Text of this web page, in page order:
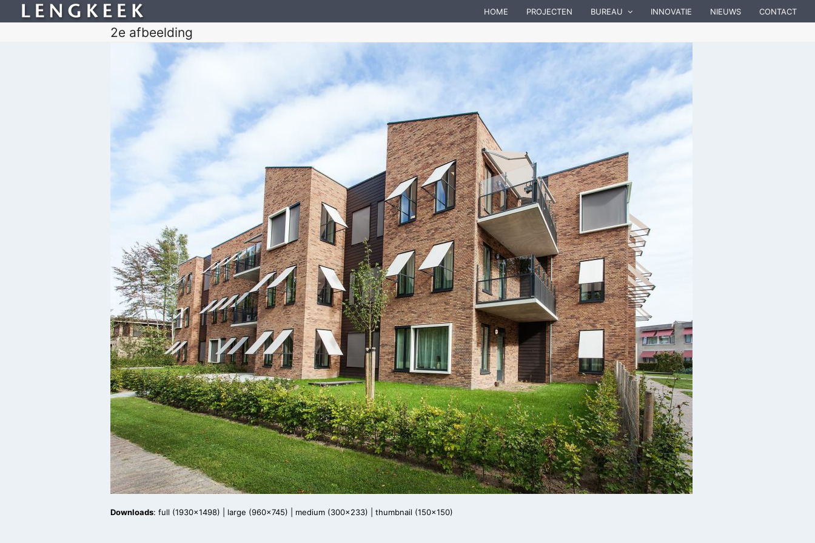
HOME PROJECTEN BUREAU INNOVATIE NIEUWS CONTACT
2e afbeelding
Downloads: full (1930x1498) large (960x745) medium (300x233) thumbnail (150x150)